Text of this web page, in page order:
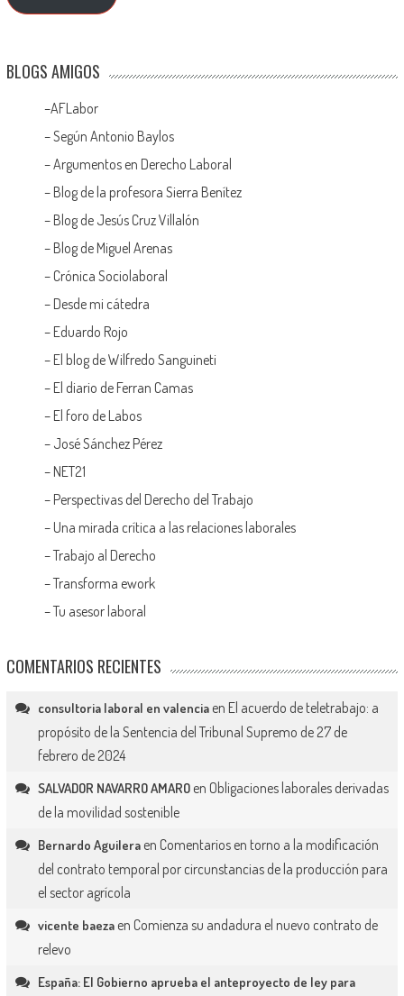
BLOGS AMIGOS
–AFLabor
– Según Antonio Baylos
–Argumentos en Derecho Laboral
– Blog de la profesora Sierra Benítez
– Blog de Jesús Cruz Villalón
– Blog de Miguel Arenas
– Crónica Sociolaboral
– Desde mi cátedra
– Eduardo Rojo
– El blog de Wilfredo Sanguineti
– El diario de Ferran Camas
– El foro de Labos
– José Sánchez Pérez
– NET21
– Perspectivas del Derecho del Trabajo
– Una mirada crítica a las relaciones laborales
–Trabajo al Derecho
–Transforma ework
–Tu asesor laboral
COMENTARIOS RECIENTES
consultoria laboral en valenciaen El acuerdo de teletrabajo: a
propósito de la Sentencia del Tribunal Supremo de 27 de
febrero de 2024
SALVADOR NAVARRO AMAROen Obligaciones laborales derivadas
de la movilidad sostenible
Bernardo Aguileraen Comentarios en torno a la modificación
del contrato temporal por circunstancias de la producción para
el sector agrícola
vicente baezaen Comienza su andadura el nuevo contrato de
relevo
España: El Gobierno aprueba el anteproyecto de ley para